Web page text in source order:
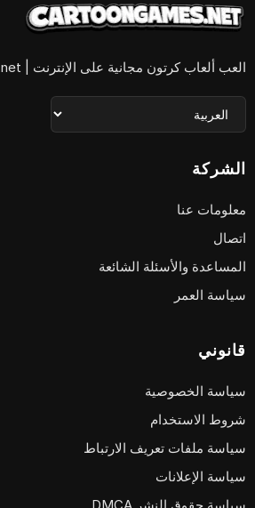
العب ألعاب كرتون مجانية على الإنترنت | CartoonGames.net
الشركة
معلومات عنا
اتصال
المساعدة والأسئلة الشائعة
سياسة العمر
قانوني
سياسة الخصوصية
شروط الاستخدام
سياسة ملفات تعريف الارتباط
سياسة الإعلانات